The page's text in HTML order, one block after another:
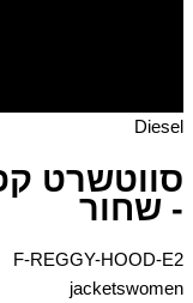
Diesel
סווטשרט
- שחור
F-REGGY-HOOD-E2
jacketswomen